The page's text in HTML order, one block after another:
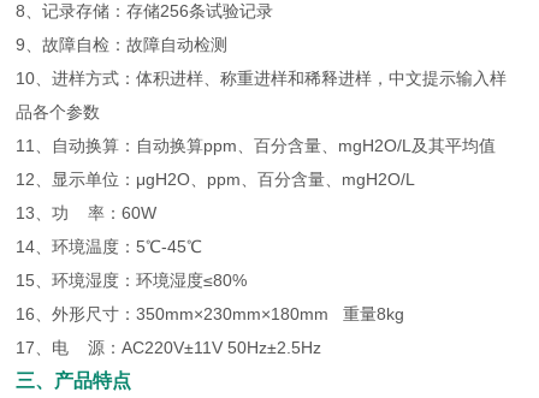
8、记录存储：存储256条试验记录
9、故障自检：故障自动检测
10、进样方式：体积进样、称重进样和稀释进样，中文提示输入样
品各个参数
11、自动换算：自动换算ppm、百分含量、mgH2O/L及其平均值
12、显示单位：μgH2O、ppm、百分含量、mgH2O/L
13、功 率：60W
14、环境温度：5℃-45℃
15、环境湿度：环境湿度≤80%
16、外形尺寸：350mm×230mm×180mm 重量8kg
17、电 源：AC220V±11V 50Hz±2.5Hz
三、产品特点